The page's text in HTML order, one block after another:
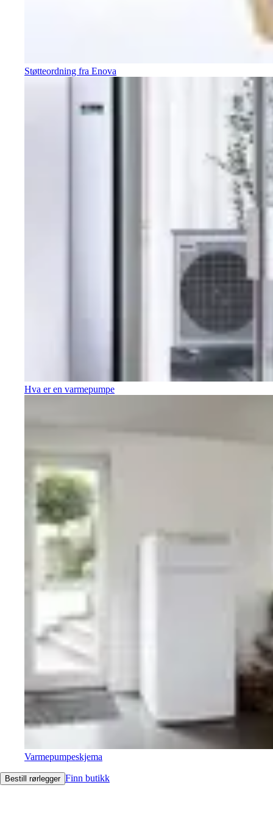
Støtteordning fra Enova
Hva er en varmepumpe
Varmepumpeskjema
Bestill rørlegger Finn butikk